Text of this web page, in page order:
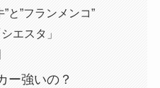
と”フランメンコ”
エスタ」
ー強いの？